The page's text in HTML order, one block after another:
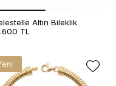
Altın Bileklik
TL